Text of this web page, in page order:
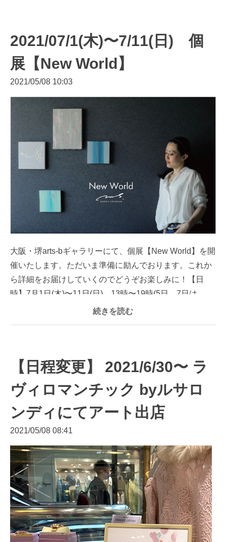
2021/07/1(木)〜7/11(日) 個
展【New World】
2021/05/08 10:03
大阪・堺arts-bギャラリーにて、個展【New World】を開
催いたします。ただいま準備に励んでおります。これか
ら詳細をお届けしていくのでどうぞお楽しみに！【日
時】7月1日(木)〜11日(日) 13時〜19時(5日、7日は...
続きを読む
【日程変更】 2021/6/30〜 ラ
ヴィロマンチック byルサロ
ンディにてアート出店
2021/05/08 08:41